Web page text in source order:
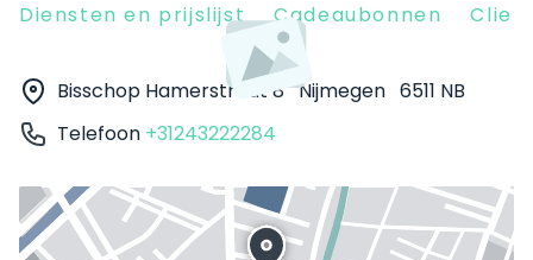
Diensten en prijslijst Cadeaubonnen
Bisschop Hamerstraat 8 Nijmegen 6511 NB
Telefoon +31243222284